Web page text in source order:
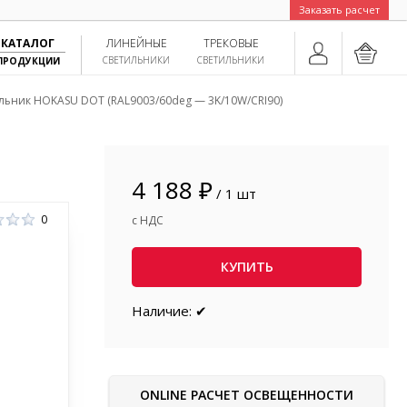
Заказать расчет
ТРЕКОВЫЕ
СВЕТИЛЬНИКИ
ЛИНЕЙНЫЕ
СВЕТИЛЬНИКИ
КАТАЛОГ
HOKASU DOT (RAL9003/60deg — 3K/10W/CRI90)
0
4 188 ₽ / 1 шт
с НДС
КУПИТЬ
Наличие: ✔
ONLINE РАСЧЕТ ОСВЕЩЕННОСТИ